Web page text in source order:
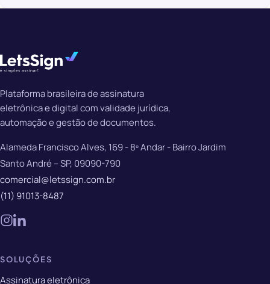
Plataforma brasileira de assinatura
eletrônica e digital com validade jurídica,
automação e gestão de documentos.
Alameda Francisco Alves, 169 - 8º Andar - Bairro Jardim
Santo André – SP, 09090-790
comercial@letssign.com.br
(11) 91013-8487
SOLUÇÕES
Assinatura eletrônica